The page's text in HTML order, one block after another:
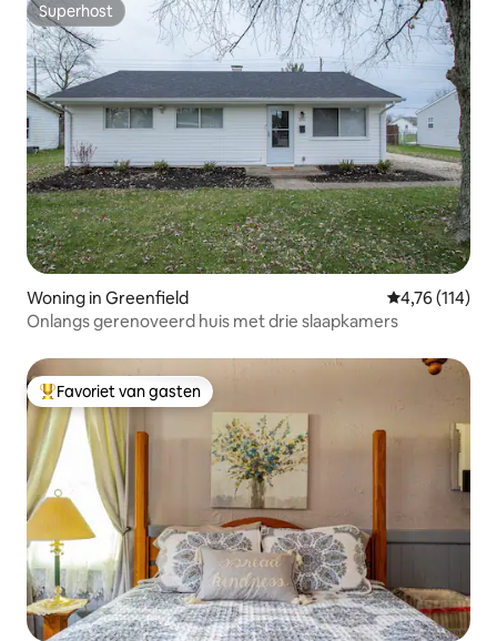
Superhost
Superhost
Woning in Greenfield Gemiddelde
4,76 (114)
Onlangs gerenoveerd huis met drie slaapkamers
Topfavoriet van gasten
Favoriet van gasten